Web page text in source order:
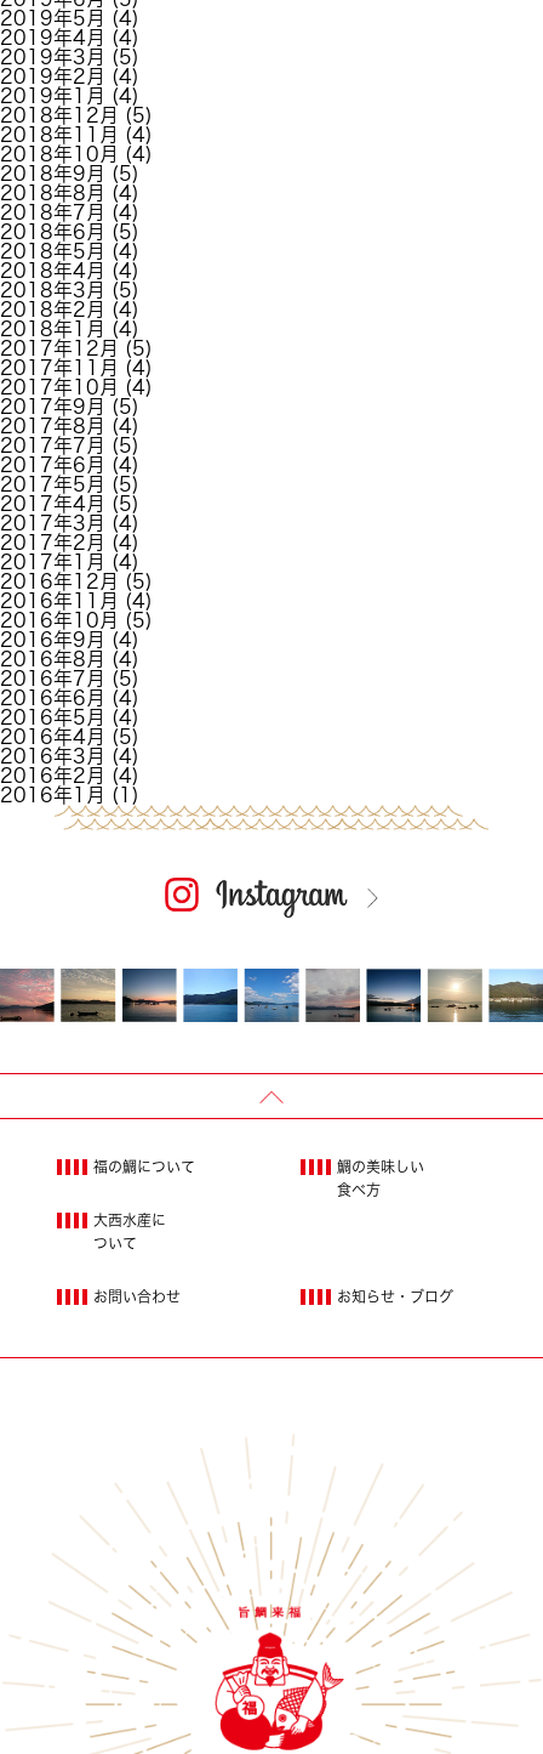
2019年5月
(4)
2019年4月
(4)
2019年3月
(5)
2019年2月
(4)
2019年1月
(4)
2018年12月
(5)
2018年11月
(4)
2018年10月
(4)
2018年9月
(5)
2018年8月
(4)
2018年7月
(4)
2018年6月
(5)
2018年5月
(4)
2018年4月
(4)
2018年3月
(5)
2018年2月
(4)
2018年1月
(4)
2017年12月
(5)
2017年11月
(4)
2017年10月
(4)
2017年9月
(5)
2017年8月
(4)
2017年7月
(5)
2017年6月
(4)
2017年5月
(5)
2017年4月
(5)
2017年3月
(4)
2017年2月
(4)
2017年1月
(4)
2016年12月
(5)
2016年11月
(4)
2016年10月
(5)
2016年9月
(4)
2016年8月
(4)
2016年7月
(5)
2016年6月
(4)
2016年5月
(4)
2016年4月
(5)
2016年3月
(4)
2016年2月
(4)
2016年1月
(1)
福の鯛について
鯛の美味しい
食べ方
大西水産に
ついて
お知らせ・ブログ
お問い合わせ